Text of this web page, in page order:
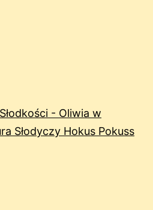
- Oliwia w
Słodyczy Hokus Pokuss